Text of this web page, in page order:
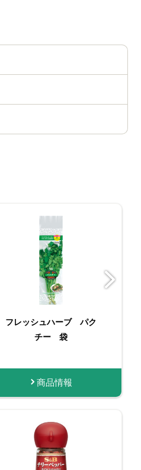
名匠にんにく
商品情報
スマートスパイス ブラ
ックペッパー
商品情報
フレッシュハーブ パク
チー大袋（お徳用）
商品情報
フレッシュハーブ パク
チー 袋
商品情報